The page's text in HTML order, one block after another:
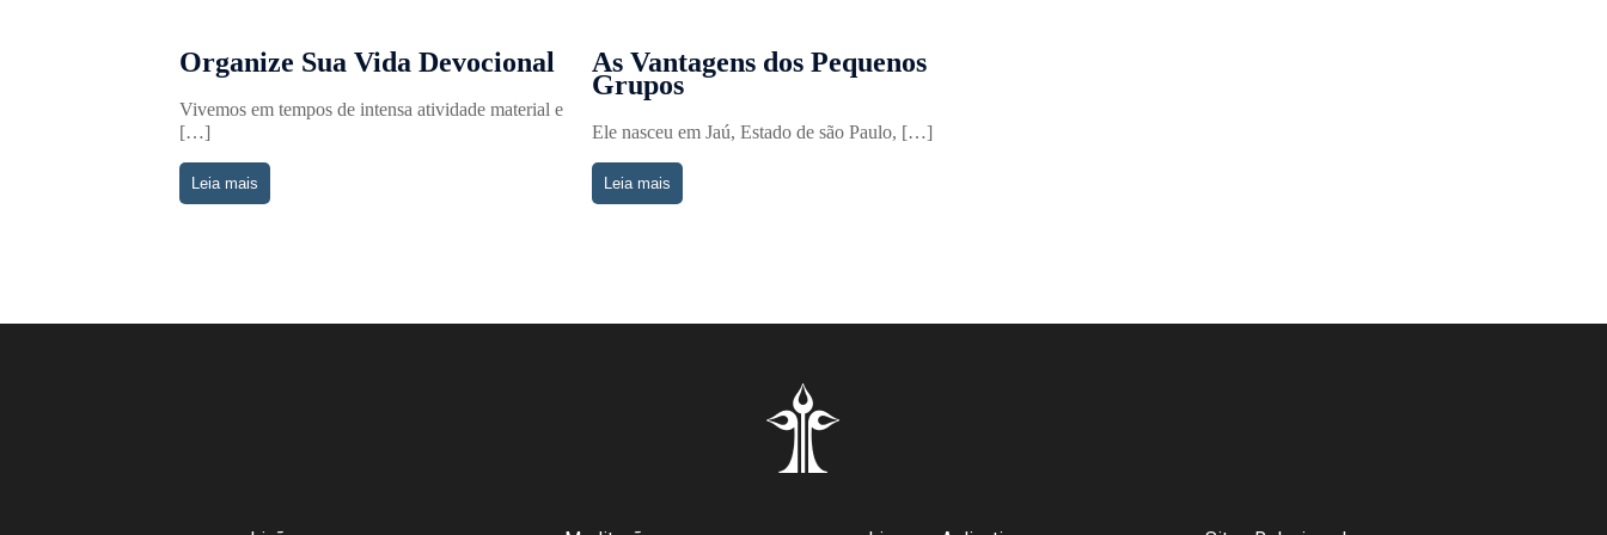
Organize Sua Vida Devocional
Vivemos em tempos de intensa atividade material e
[…]
Leia mais
As Vantagens dos Pequenos
Grupos
Ele nasceu em Jaú, Estado de são Paulo, […]
Leia mais